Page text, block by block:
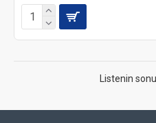
Listenin